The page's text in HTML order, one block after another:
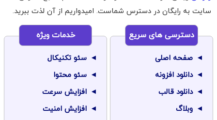
سایت به رایگان در دسترس شماست. امیدواریم از آن لذت ببرید.
دسترسی های سریع
صفحه اصلی
دانلود افزونه
دانلود قالب
وبلاگ
خدمات ویژه
سئو تکنیکال
سئو محتوا
افزایش سرعت
افزایش امنیت